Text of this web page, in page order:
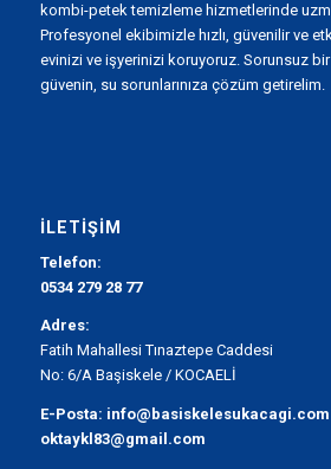
kombi-petek temizleme hizmetlerinde
Profesyonel ekibimizle hızlı, güvenilir ve
evinizi ve işyerinizi koruyoruz. Sorunsuz
güvenin, su sorunlarınıza çözüm getirelim.
İLETIŞIM
Telefon:
0534 279 28 77
Adres:
Fatih Mahallesi Tınaztepe Caddesi
No: 6/A Başiskele / KOCAELİ
E-Posta: info@basiskelesukacagi.com
oktaykl83@gmail.com